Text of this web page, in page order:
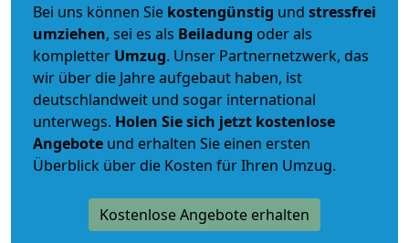
Bei uns können Sie kostengünstig und stressfrei
umziehen, sei es als Beiladung oder als
kompletter Umzug. Unser Partnernetzwerk, das
wir über die Jahre aufgebaut haben, ist
deutschlandweit und sogar international
unterwegs. Holen Sie sich jetzt kostenlose
Angebote und erhalten Sie einen ersten
Überblick über die Kosten für Ihren Umzug.
Kostenlose Angebote erhalten